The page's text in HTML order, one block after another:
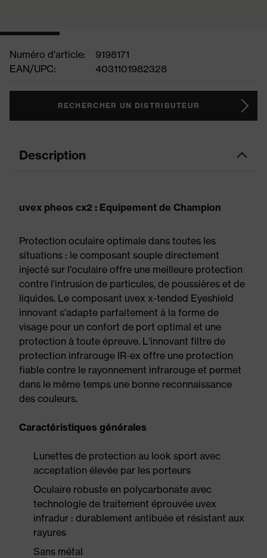
Numéro d'article:
9198171
EAN/UPC:
4031101982328
RECHERCHER UN DISTRIBUTEUR
Description
uvex pheos cx2 : Equipement de Champion
Protection oculaire optimale dans toutes les
situations : le composant souple directement
injecté sur l'oculaire offre une meilleure protection
contre l'intrusion de particules, de poussières et de
liquides. Le composant uvex x-tended Eyeshield
innovant s'adapte parfaitement à la forme de
visage pour un confort de port optimal et une
protection à toute épreuve. L'innovant filtre de
protection infrarouge IR-ex offre une protection
fiable contre le rayonnement infrarouge et permet
dans le même temps une bonne reconnaissance
des couleurs.
Caractéristiques générales
Lunettes de protection au look sport avec
acceptation élevée par les porteurs
Oculaire robuste en polycarbonate avec
technologie de traitement éprouvée uvex
infradur : durablement antibuée et résistant aux
rayures
Sans métal